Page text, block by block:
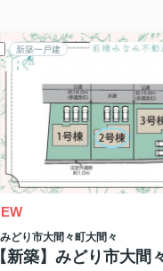
新築一戸建
みどり市大間々町大間々
【新築】みどり市大間